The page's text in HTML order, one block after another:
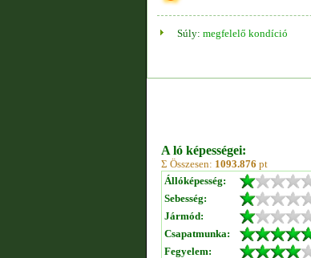
Súly: megfelelő kondíció
A ló képességei:
Σ Összesen: 1093.876 pt
Állóképesség:
Sebesség:
Jármód:
Csapatmunka:
Fegyelem: